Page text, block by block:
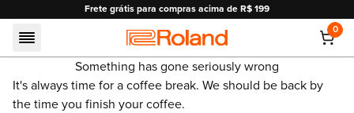
Frete grátis para compras acima de R$ 199
Roland
0
Something has gone seriously wrong
It's always time for a coffee break. We should be back by
the time you finish your coffee.